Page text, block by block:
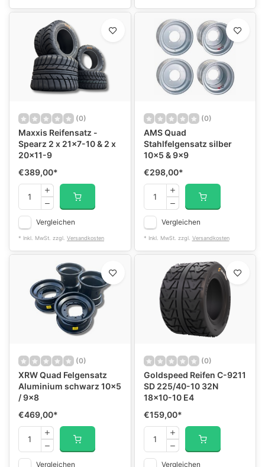
(0)
Maxxis Reifensatz -
Spearz 2 x 21x7-10 & 2 x
20x11-9
€389,00*
Vergleichen
* Inkl. MwSt. zzgl. Versandkosten
(0)
AMS Quad
Stahlfelgensatz silber
10x5 & 9x9
€298,00*
Vergleichen
* Inkl. MwSt. zzgl. Versandkosten
(0)
XRW Quad Felgensatz
Aluminium schwarz 10x5
/ 9x8
€469,00*
Vergleichen
(0)
Goldspeed Reifen C-9211
SD 225/40-10 32N
18x10-10 E4
€159,00*
Vergleichen